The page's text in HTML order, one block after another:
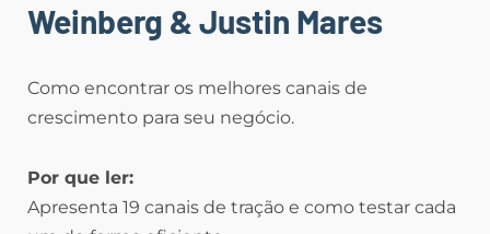
Weinberg & Justin Mares
Como encontrar os melhores canais de
crescimento para seu negócio.
Por que ler:
Apresenta 19 canais de tração e como testar cada